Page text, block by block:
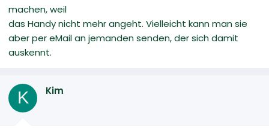
machen, weil
das Handy nicht mehr angeht. Vielleicht kann man sie
aber per eMail an jemanden senden, der sich damit
auskennt.
K Kim